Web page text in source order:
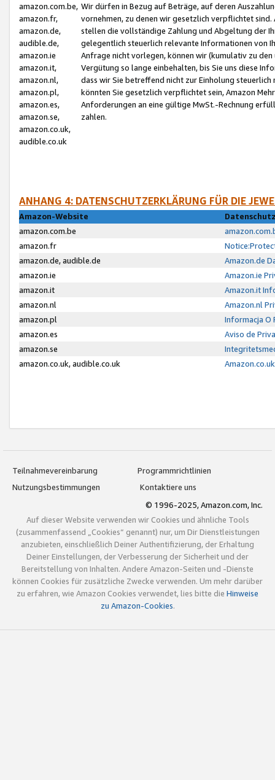
amazon.com.be,
amazon.fr,
amazon.de,
audible.de,
amazon.ie
amazon.it,
amazon.nl,
amazon.pl,
amazon.es,
amazon.se,
amazon.co.uk,
audible.co.uk
Wir dürfen in Bezug auf Beträge, auf deren
vornehmen, zu denen wir gesetzlich verpflichtet
stellen die vollständige Zahlung und Abgeltung der
gelegentlich steuerlich relevante Informationen von
Anfrage nicht vorlegen, können wir (kumulativ zu
Vergütung so lange einbehalten, bis Sie uns diese
dass wir Sie betreffend nicht zur Einholung
könnten Sie gesetzlich verpflichtet sein, Amazon
Anforderungen an eine gültige MwSt.-Rechnung
zahlen.
ANHANG 4: DATENSCHUTZERKLÄRUNG FÜR DIE
Amazon-Website
amazon.com.be
amazon.fr
amazon.de, audible.de
Amazon.de
amazon.ie
Amazon.ie
amazon.it
Amazon.it
amazon.nl
Amazon.nl
amazon.pl
Informacja O
amazon.es
Aviso de
amazon.se
amazon.co.uk, audible.co.uk
Teilnahmevereinbarung
Programmrichtlinien
Nutzungsbestimmungen
Kontaktiere uns
© 1996-2025, Amazon.com, Inc.
Auf dieser Website verwenden wir Cookies und ähnliche Tools
(zusammenfassend „Cookies“ genannt) nur, um Dir Dienstleistungen
anzubieten, einschließlich Deiner Authentifizierung, der Erhaltung
Deiner Einstellungen, der Verbesserung der Sicherheit und der
Bereitstellung von Inhalten. Andere Amazon-Seiten und -Dienste
können Cookies für zusätzliche Zwecke verwenden. Um mehr darüber
zu erfahren, wie Amazon Cookies verwendet, lies bitte die Hinweise
zu Amazon-Cookies.